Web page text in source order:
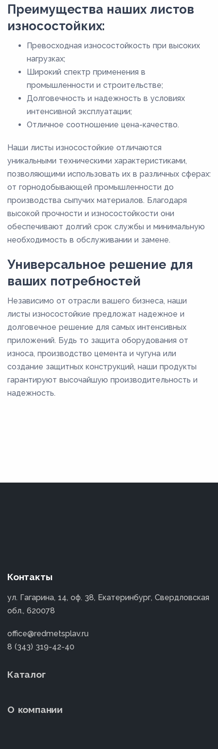
Преимущества наших листов
износостойких:
Превосходная износостойкость при высоких
нагрузках;
Широкий спектр применения в
промышленности и строительстве;
Долговечность и надежность в условиях
интенсивной эксплуатации;
Отличное соотношение цена-качество.
Наши листы износостойкие отличаются
уникальными техническими характеристиками,
позволяющими использовать их в различных сферах:
от горнодобывающей промышленности до
производства сыпучих материалов. Благодаря
высокой прочности и износостойкости они
обеспечивают долгий срок службы и минимальную
необходимость в обслуживании и замене.
Универсальное решение для
ваших потребностей
Независимо от отрасли вашего бизнеса, наши
листы износостойкие предложат надежное и
долговечное решение для самых интенсивных
приложений. Будь то защита оборудования от
износа, производство цемента и чугуна или
создание защитных конструкций, наши продукты
гарантируют высочайшую производительность и
надежность.
Контакты
ул. Гагарина, 14, оф. 38, Екатеринбург, Свердловская
обл., 620078
office@redmetsplav.ru
8 (343) 319-42-40
Каталог
О компании